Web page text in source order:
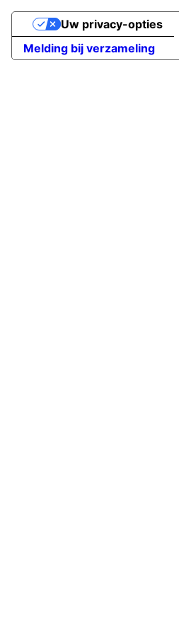
Melding bij verzameling
Uw privacy-opties